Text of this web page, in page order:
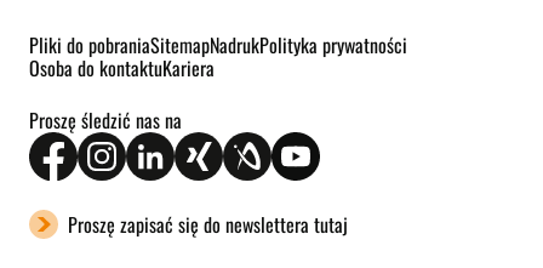
Pliki do pobraniaSitemapNadrukPolityka prywatności
Osoba do kontaktuKariera
Proszę śledzić nas na
Proszę zapisać się do newslettera tutaj